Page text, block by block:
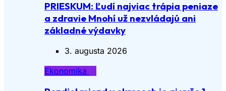
PRIESKUM: Ľudí najviac trápia peniaze
a zdravie Mnohí už nezvládajú ani
základné výdavky
3. augusta 2026
Ekonomika